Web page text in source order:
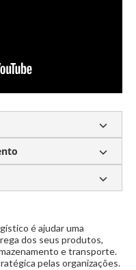
Heliponto
Costa Esmeralda
litoral Catarinense
é ajudar uma
dos seus produtos,
e transporte.
pelas organizações.